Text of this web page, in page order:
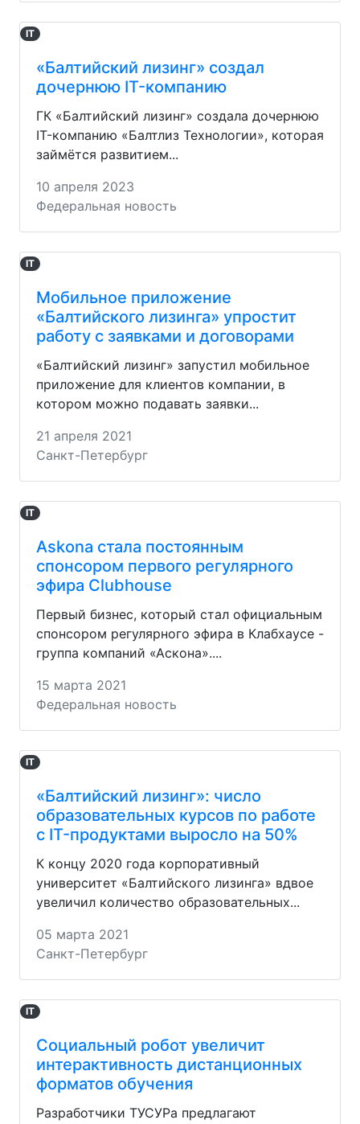
IT
«Балтийский лизинг» создал
дочернюю IT-компанию
ГК «Балтийский лизинг» создала дочернюю
IT-компанию «Балтлиз Технологии», которая
займётся развитием...
10 апреля 2023
Федеральная новость
IT
Мобильное приложение
«Балтийского лизинга» упростит
работу с заявками и договорами
«Балтийский лизинг» запустил мобильное
приложение для клиентов компании, в
котором можно подавать заявки...
21 апреля 2021
Санкт-Петербург
IT
Askona стала постоянным
спонсором первого регулярного
эфира Clubhouse
Первый бизнес, который стал официальным
спонсором регулярного эфира в Клабхаусе -
группа компаний «Аскона»....
15 марта 2021
Федеральная новость
IT
«Балтийский лизинг»: число
образовательных курсов по работе
с IT-продуктами выросло на 50%
К концу 2020 года корпоративный
университет «Балтийского лизинга» вдвое
увеличил количество образовательных...
05 марта 2021
Санкт-Петербург
IT
Социальный робот увеличит
интерактивность дистанционных
форматов обучения
Разработчики ТУСУРа предлагают